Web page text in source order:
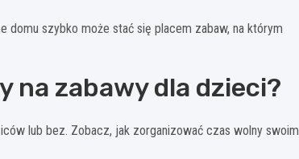
domu szybko może stać się placem zabaw, na którym
na zabawy dla dzieci?
lub bez. Zobacz, jak zorganizować czas wolny swoim